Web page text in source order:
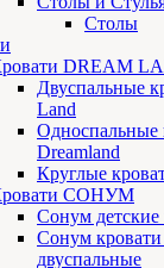
Столы
DREAM
Двуспальные
Land
Односпальные
Dreamland
Круглые
СОНУМ
Сонум детские
Сонум
двуспальные